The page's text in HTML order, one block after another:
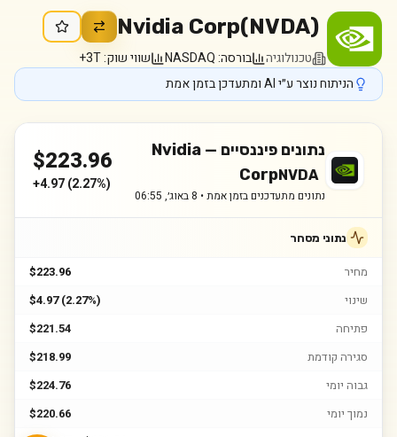
Nvidia Corp(NVDA)
טכנולוגיה בורסה:NASDAQ שווי שוק:3T+
הניתוח נוצר ע״י AI ומתעדכן בזמן אמת
נתונים פיננסיים — Nvidia
CorpNVDA
נתונים מתעדכנים בזמן אמת • 8 באוג׳, 06:55
$223.96
+4.97(2.27%)
נתוני מסחר
מחיר
$223.96
שינוי
$4.97 (2.27%)
פתיחה
$221.54
סגירה קודמת
$218.99
גבוה יומי
$224.76
נמוך יומי
$220.66